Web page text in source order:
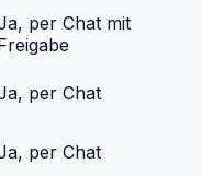
per Chat mit
per Chat
per Chat